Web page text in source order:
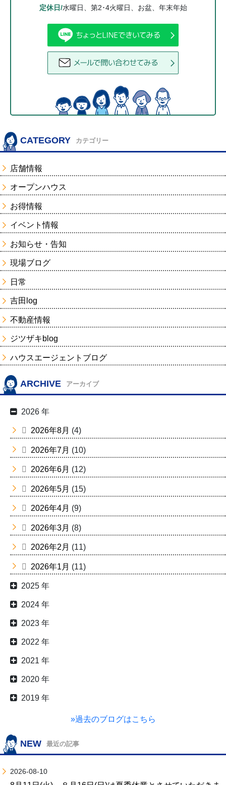
定休日/水曜日、第2･4火曜日、お盆、年末年始
CATEGORY カテゴリー
店舗情報
オープンハウス
お得情報
イベント情報
お知らせ・告知
現場ブログ
日常
吉田log
不動産情報
ジツザキblog
ハウスエージェントブログ
ARCHIVE アーカイブ
2026 年
2026年8月 (4)
2026年7月 (10)
2026年6月 (12)
2026年5月 (15)
2026年4月 (9)
2026年3月 (8)
2026年2月 (11)
2026年1月 (11)
2025 年
2024 年
2023 年
2022 年
2021 年
2020 年
2019 年
»過去のブログはこちら
NEW 最近の記事
2026-08-10